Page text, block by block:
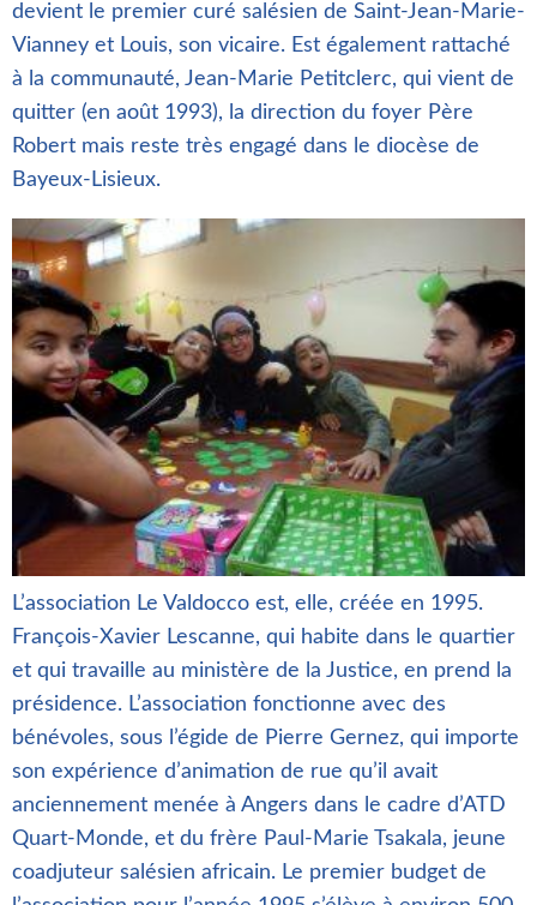
devient le premier curé salésien de Saint-Jean-Marie-
Vianney et Louis, son vicaire. Est également rattaché
à la communauté, Jean-Marie Petitclerc, qui vient de
quitter (en août 1993), la direction du foyer Père
Robert mais reste très engagé dans le diocèse de
Bayeux-Lisieux.
L’association Le Valdocco est, elle, créée en 1995.
François-Xavier Lescanne, qui habite dans le quartier
et qui travaille au ministère de la Justice, en prend la
présidence. L’association fonctionne avec des
bénévoles, sous l’égide de Pierre Gernez, qui importe
son expérience d’animation de rue qu’il avait
anciennement menée à Angers dans le cadre d’ATD
Quart-Monde, et du frère Paul-Marie Tsakala, jeune
coadjuteur salésien africain. Le premier budget de